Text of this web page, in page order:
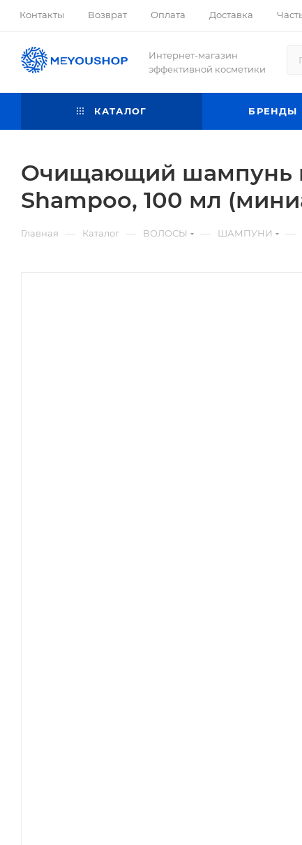
Контакты Возврат Оплата Доставка
Интернет-магазин
эффективной косметики
КАТАЛОГ БРЕНДЫ
Очищающий шампунь
Shampoo, 100 мл
Главная — Каталог — ВОЛОСЫ — ШАМПУНИ —